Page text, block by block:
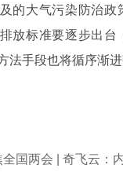
的大气污染防治政
放标准要逐步出台
法手段也将循序渐
国两会 | 奇飞云：